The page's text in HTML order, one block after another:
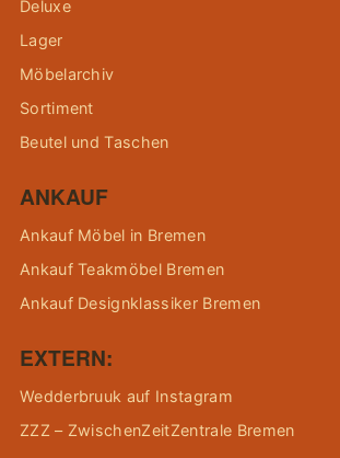
Deluxe
Lager
Möbelarchiv
Sortiment
Beutel und Taschen
ANKAUF
Ankauf Möbel in Bremen
Ankauf Teakmöbel Bremen
Ankauf Designklassiker Bremen
EXTERN:
Wedderbruuk auf Instagram
ZZZ – ZwischenZeitZentrale Bremen